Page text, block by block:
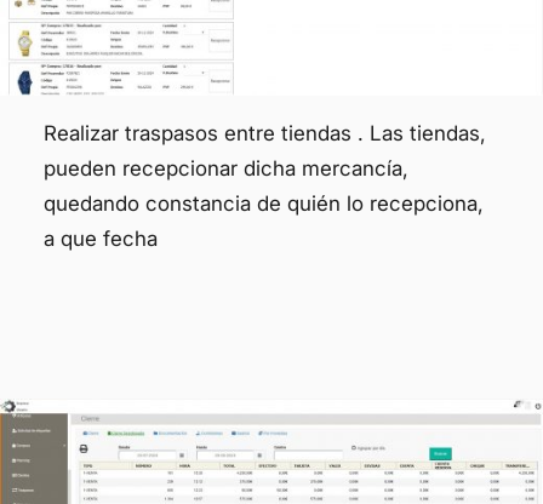
Realizar traspasos entre tiendas . Las tiendas,
pueden recepcionar dicha mercancía,
quedando constancia de quién lo recepciona,
a que fecha